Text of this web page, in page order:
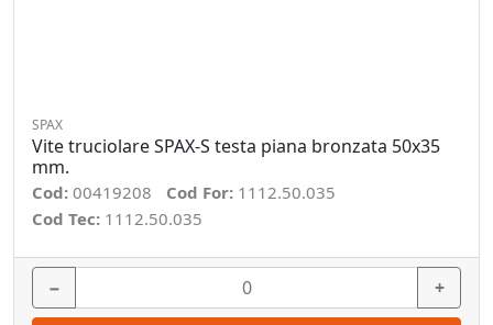
SPAX
Vite truciolare SPAX-S testa piana bronzata 50x35
mm.
Cod: 00419208 Cod For: 1112.50.035
Cod Tec: 1112.50.035
− +